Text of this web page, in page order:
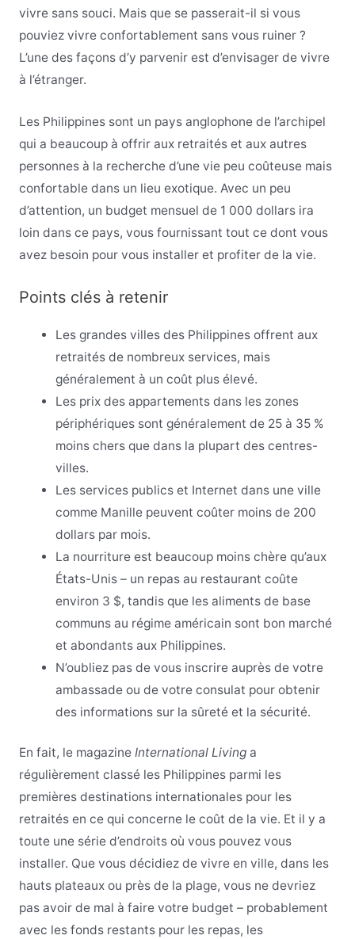
vivre sans souci. Mais que se passerait-il si vous
pouviez vivre confortablement sans vous ruiner ?
L’une des façons d’y parvenir est d’envisager de vivre
à l’étranger.
Les Philippines sont un pays anglophone de l’archipel
qui a beaucoup à offrir aux retraités et aux autres
personnes à la recherche d’une vie peu coûteuse mais
confortable dans un lieu exotique. Avec un peu
d’attention, un budget mensuel de 1 000 dollars ira
loin dans ce pays, vous fournissant tout ce dont vous
avez besoin pour vous installer et profiter de la vie.
Points clés à retenir
Les grandes villes des Philippines offrent aux
retraités de nombreux services, mais
généralement à un coût plus élevé.
Les prix des appartements dans les zones
périphériques sont généralement de 25 à 35 %
moins chers que dans la plupart des centres-
villes.
Les services publics et Internet dans une ville
comme Manille peuvent coûter moins de 200
dollars par mois.
La nourriture est beaucoup moins chère qu’aux
États-Unis – un repas au restaurant coûte
environ 3 $, tandis que les aliments de base
communs au régime américain sont bon marché
et abondants aux Philippines.
N’oubliez pas de vous inscrire auprès de votre
ambassade ou de votre consulat pour obtenir
des informations sur la sûreté et la sécurité.
En fait, le magazine International Livinga
régulièrement classé les Philippines parmi les
premières destinations internationales pour les
retraités en ce qui concerne le coût de la vie. Et il y a
toute une série d’endroits où vous pouvez vous
installer. Que vous décidiez de vivre en ville, dans les
hauts plateaux ou près de la plage, vous ne devriez
pas avoir de mal à faire votre budget – probablement
avec les fonds restants pour les repas, les